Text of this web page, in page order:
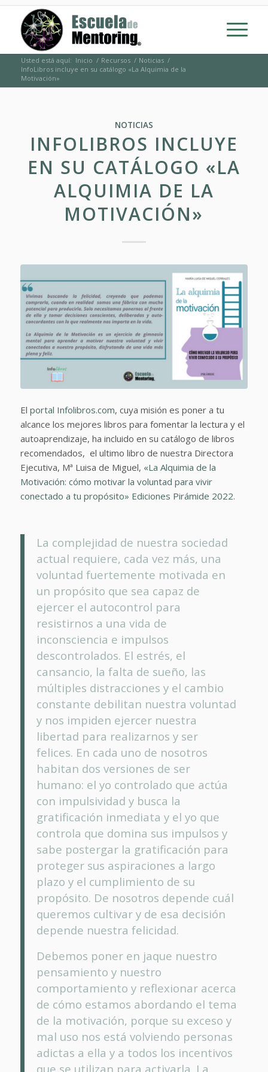
Usted está aquí: Inicio / Recursos / Noticias /
InfoLibros incluye en su catálogo «La Alquimia de la
Motivación»
NOTICIAS
INFOLIBROS INCLUYE
EN SU CATÁLOGO «LA
ALQUIMIA DE LA
MOTIVACIÓN»
El portal Infolibros.com, cuya misión es poner a tu
alcance los mejores libros para fomentar la lectura y el
autoaprendizaje, ha incluido en su catálogo de libros
recomendados, el ultimo libro de nuestra Directora
Ejecutiva, Mª Luisa de Miguel, «La Alquimia de la
Motivación: cómo motivar la voluntad para vivir
conectado a tu propósito» Ediciones Pirámide 2022.
La complejidad de nuestra sociedad
actual requiere, cada vez más, una
voluntad fuertemente motivada en
un propósito que sea capaz de
ejercer el autocontrol para
resistirnos a una vida de
inconsciencia e impulsos
descontrolados. El estrés, el
cansancio, la falta de sueño, las
múltiples distracciones y el cambio
constante debilitan nuestra voluntad
y nos impiden ejercer nuestra
libertad para realizarnos y ser
felices. En cada uno de nosotros
habitan dos versiones de ser
humano: el yo controlado que actúa
con impulsividad y busca la
gratificación inmediata y el yo que
controla que domina sus impulsos y
sabe postergar la gratificación para
proteger sus aspiraciones a largo
plazo y el cumplimiento de su
propósito. De nosotros depende cuál
queremos cultivar y de esa decisión
depende nuestra felicidad.
Debemos poner en jaque nuestro
pensamiento y nuestro
comportamiento y reflexionar acerca
de cómo estamos abordando el tema
de la motivación, porque su exceso y
mal uso nos está volviendo personas
adictas a ella y a todos los incentivos
que se utilizan para activarla. La